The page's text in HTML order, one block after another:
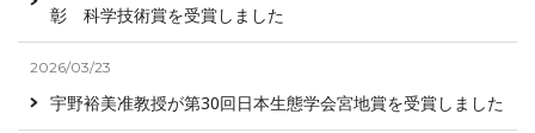
彰 科学技術賞を受賞しました
2026/03/23
宇野裕美准教授が第30回日本生態学会宮地賞を受賞しました